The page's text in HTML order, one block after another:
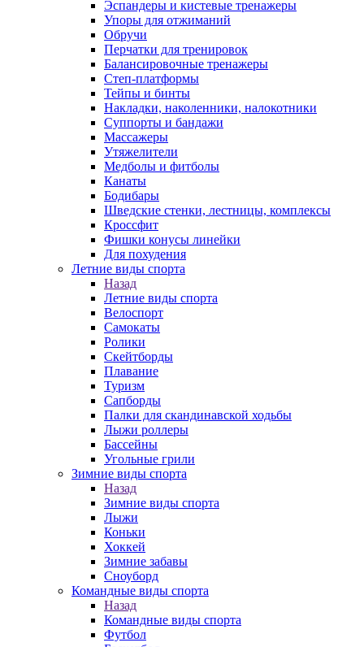
Эспандеры и кистевые тренажеры
Упоры для отжиманий
Обручи
Перчатки для тренировок
Балансировочные тренажеры
Степ-платформы
Тейпы и бинты
Накладки, наколенники, налокотники
Суппорты и бандажи
Массажеры
Утяжелители
Медболы и фитболы
Канаты
Бодибары
Шведские стенки, лестницы, комплексы
Кроссфит
Фишки конусы линейки
Для похудения
Летние виды спорта
Назад
Летние виды спорта
Велоспорт
Самокаты
Ролики
Скейтборды
Плавание
Туризм
Сапборды
Палки для скандинавской ходьбы
Лыжи роллеры
Бассейны
Угольные грили
Зимние виды спорта
Назад
Зимние виды спорта
Лыжи
Коньки
Хоккей
Зимние забавы
Сноуборд
Командные виды спорта
Назад
Командные виды спорта
Футбол